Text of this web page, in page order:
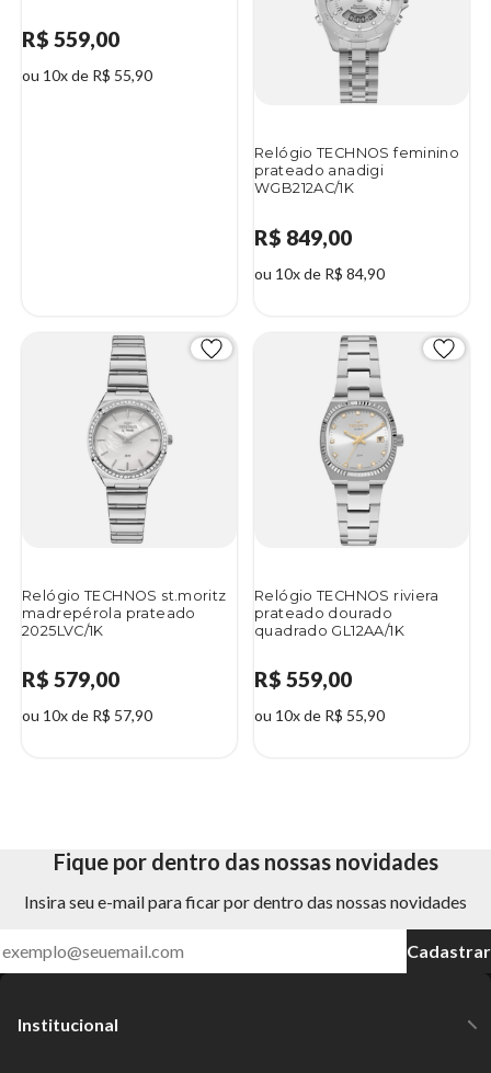
R$ 559,00
ou 10x de R$ 55,90
Relógio TECHNOS feminino
prateado anadigi
WGB212AC/1K
R$ 849,00
ou 10x de R$ 84,90
Relógio TECHNOS st.moritz
madrepérola prateado
2025LVC/1K
R$ 579,00
ou 10x de R$ 57,90
Relógio TECHNOS riviera
prateado dourado
quadrado GL12AA/1K
R$ 559,00
ou 10x de R$ 55,90
Fique por dentro das nossas novidades
Insira seu e-mail para ficar por dentro das nossas novidades
Cadastrar
Institucional